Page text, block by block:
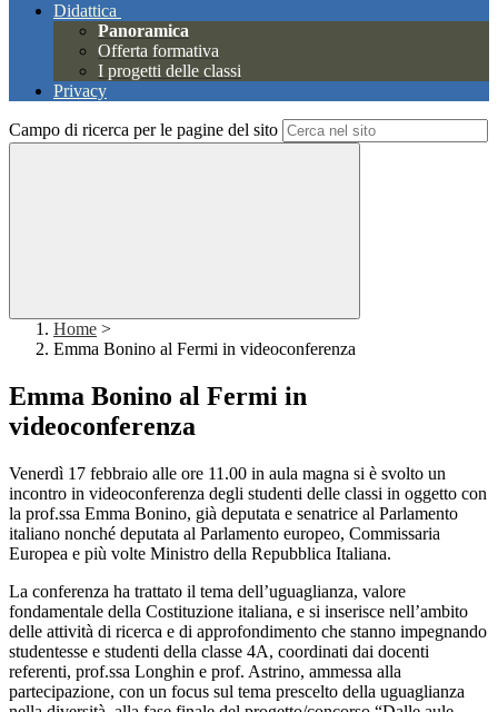
Didattica
Panoramica
Offerta formativa
I progetti delle classi
Privacy
Campo di ricerca per le pagine del sito
Home >
Emma Bonino al Fermi in videoconferenza
Emma Bonino al Fermi in
videoconferenza
Venerdì 17 febbraio alle ore 11.00 in aula magna si è svolto un
incontro in videoconferenza degli studenti delle classi in oggetto con
la prof.ssa Emma Bonino, già deputata e senatrice al Parlamento
italiano nonché deputata al Parlamento europeo, Commissaria
Europea e più volte Ministro della Repubblica Italiana.
La conferenza ha trattato il tema dell’uguaglianza, valore
fondamentale della Costituzione italiana, e si inserisce nell’ambito
delle attività di ricerca e di approfondimento che stanno impegnando
studentesse e studenti della classe 4A, coordinati dai docenti
referenti, prof.ssa Longhin e prof. Astrino, ammessa alla
partecipazione, con un focus sul tema prescelto della uguaglianza